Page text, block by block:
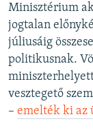
Minisztérium
jogtalan
júliusáig
politikusnak.
vesztegető
– emelték ki az